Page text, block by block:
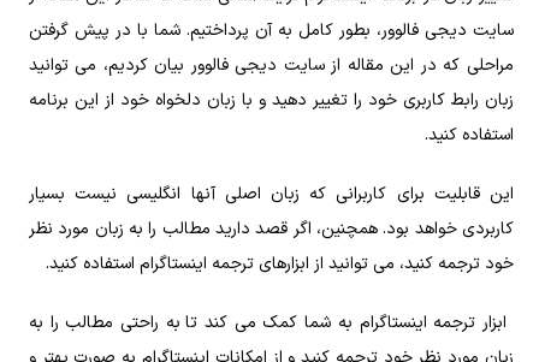
سایت دیجی فالوور، بطور کامل به آن پرداختیم. شما با در پیش گرفتن
مراحلی که در این مقاله از سایت دیجی فالوور بیان کردیم، می توانید
زبان رابط کاربری خود را تغییر دهید و با زبان دلخواه خود از این برنامه
استفاده کنید.
این قابلیت برای کاربرانی که زبان اصلی آنها انگلیسی نیست بسیار
کاربردی خواهد بود. همچنین، اگر قصد دارید مطالب را به زبان مورد نظر
خود ترجمه کنید، می توانید از ابزارهای ترجمه اینستاگرام استفاده کنید.
ابزار ترجمه اینستاگرام به شما کمک می کند تا به راحتی مطالب را به